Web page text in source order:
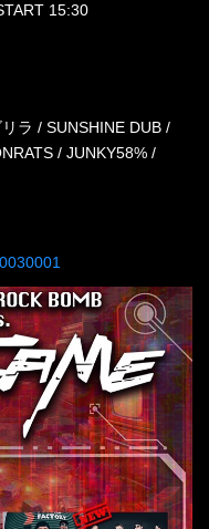
15:30
ラ / SUNSHINE DUB /
/ JUNKY58% /